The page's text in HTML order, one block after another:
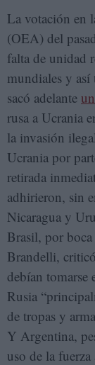
La votación en
(OEA) del
falta de unidad
mundiales y
sacó adelante
rusa a Ucrania
la invasión
Ucrania por
retirada
adhirieron, sin
Nicaragua y
Brasil, por
Brandelli,
debían tomarse
Rusia
de tropas y
Y Argentina,
uso de la